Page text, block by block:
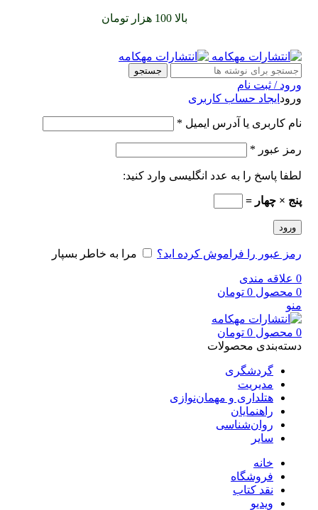
بالا 100 هزار تومان
جستجو
ورود / ثبت نام
ورود ایجاد حساب کاربری
نام کاربری یا آدرس ایمیل *
رمز عبور *
لطفا پاسخ را به عدد انگلیسی وارد کنید:
پنج × چهار =
ورود
رمز عبور را فراموش کرده اید؟ مرا به خاطر بسپار
0 علاقه مندی
0 محصول 0 تومان
منو
0 محصول 0 تومان
دسته‌بندی محصولات
گردشگری
مدیریت
هتلداری و مهمان‌نوازی
راهنمایان
روان‌شناسی
سایر
خانه
فروشگاه
نقد کتاب
ویدیو